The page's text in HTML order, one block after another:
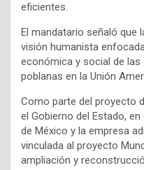
eficientes.
El mandatario señaló que
visión humanista
económica y social de
poblanas en la Unión
Como parte del proyecto
el Gobierno del Estado,
de México y la empresa
vinculada al proyecto
ampliación y